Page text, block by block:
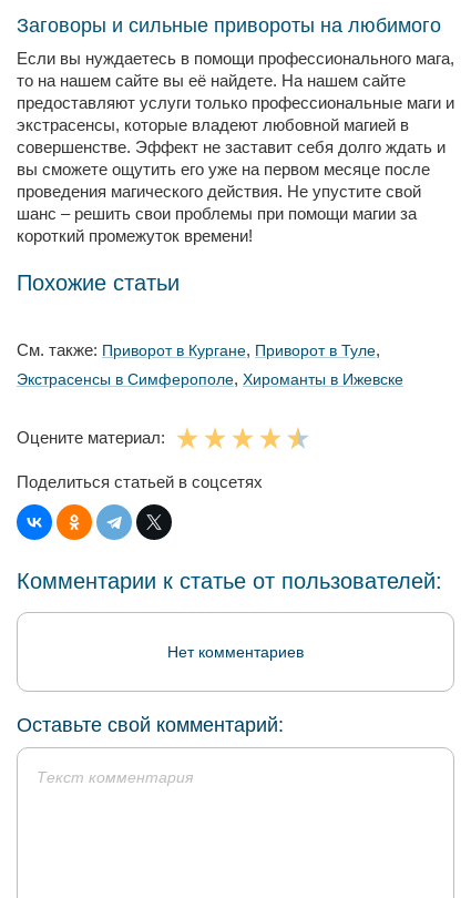
Заговоры и сильные привороты на любимого
Если вы нуждаетесь в помощи профессионального мага,
то на нашем сайте вы её найдете. На нашем сайте
предоставляют услуги только профессиональные маги и
экстрасенсы, которые владеют любовной магией в
совершенстве. Эффект не заставит себя долго ждать и
вы сможете ощутить его уже на первом месяце после
проведения магического действия. Не упустите свой
шанс – решить свои проблемы при помощи магии за
короткий промежуток времени!
Оцените материал:
Поделиться статьей в соцсетях
Комментарии к статье от пользователей:
Нет комментариев
Оставьте свой комментарий:
Похожие статьи
См. также: Приворот в Кургане, Приворот в Туле,
Экстрасенсы в Симферополе, Хироманты в Ижевске